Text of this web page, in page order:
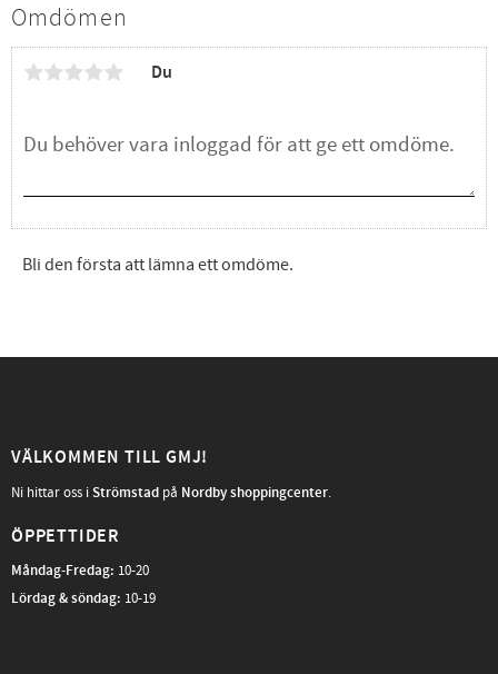
Omdömen
Du
Bli den första att lämna ett omdöme.
VÄLKOMMEN TILL GMJ!
Ni hittar oss iStrömstad på Nordby shoppingcenter.
ÖPPETTIDER
Måndag-Fredag: 10-20
Lördag & söndag: 10-19